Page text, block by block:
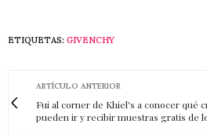
ETIQUETAS: GIVENCHY
ARTÍCULO ANTERIOR
Fui al corner de Khiel's a conocer qué
pueden ir y recibir muestras gratis de